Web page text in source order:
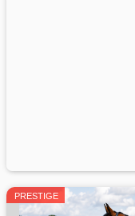
PRESTIGE